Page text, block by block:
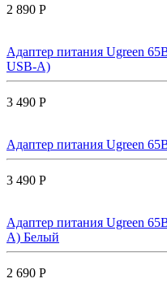
2 890 Р
Адаптер питания Ugreen
USB-A)
3 490 Р
Адаптер питания Ugreen
3 490 Р
Адаптер питания Ugreen
A) Белый
2 690 Р